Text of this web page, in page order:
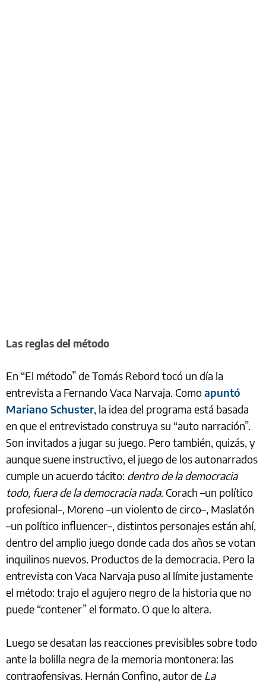
Las reglas del método
En “El método” de Tomás Rebord tocó un día la
entrevista a Fernando Vaca Narvaja. Comoapuntó
Mariano Schuster, la idea del programa está basada
en que el entrevistado construya su “auto narración”.
Son invitados a jugar su juego. Pero también, quizás, y
aunque suene instructivo, el juego de los autonarrados
cumple un acuerdo tácito: dentro de la democracia
todo, fuera de la democracia nada. Corach –un político
profesional–, Moreno –un violento de circo–, Maslatón
–un político influencer–, distintos personajes están ahí,
dentro del amplio juego donde cada dos años se votan
inquilinos nuevos. Productos de la democracia. Pero la
entrevista con Vaca Narvaja puso al límite justamente
el método: trajo el agujero negro de la historia que no
puede “contener” el formato. O que lo altera.
Luego se desatan las reacciones previsibles sobre todo
ante la bolilla negra de la memoria montonera: las
contraofensivas. Hernán Confino, autor de La